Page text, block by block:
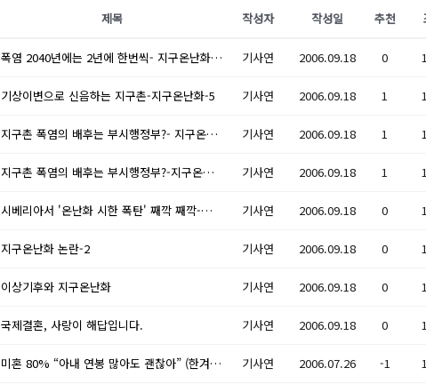
제목 작성자 작성일 추천
폭염 2040년에는 2년에 한번씩- 지구온난화-6 . 기사연 2006.09.18 0
기상이변으로 신음하는 지구촌-지구온난화-5 기사연 2006.09.18 1
지구촌 폭염의 배후는 부시행정부?- 지구온난화-4 기사연 2006.09.18 1
지구촌 폭염의 배후는 부시행정부?-지구온난화-3 기사연 2006.09.18 1
시베리아서 '온난화 시한 폭탄' 째깍 째깍-지구온난화-3 기사연 2006.09.18 0
지구온난화 논란-2 기사연 2006.09.18 0
이상기후와 지구온난화 기사연 2006.09.18 0
국제결혼, 사랑이 해답입니다. 기사연 2006.09.18 0
미혼 80% “아내 연봉 많아도 괜찮아” (한겨레, 7/18) 기사연 2006.07.26 -1